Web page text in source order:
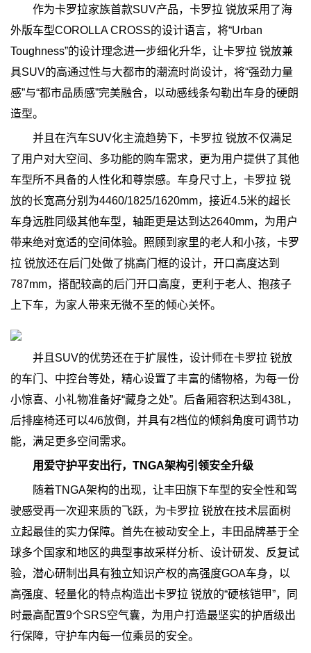
作为卡罗拉家族首款SUV产品，卡罗拉 锐放采用了海
外版车型COROLLA CROSS的设计语言，将“Urban
Toughness”的设计理念进一步细化升华，让卡罗拉 锐放兼
具SUV的高通过性与大都市的潮流时尚设计，将“强劲力量
感”与“都市品质感”完美融合，以动感线条勾勒出车身的硬朗
造型。
并且在汽车SUV化主流趋势下，卡罗拉 锐放不仅满足
了用户对大空间、多功能的购车需求，更为用户提供了其他
车型所不具备的人性化和尊崇感。车身尺寸上，卡罗拉 锐
放的长宽高分别为4460/1825/1620mm，接近4.5米的超长
车身远胜同级其他车型，轴距更是达到达2640mm，为用户
带来绝对宽适的空间体验。照顾到家里的老人和小孩，卡罗
拉 锐放还在后门处做了挑高门框的设计，开口高度达到
787mm，搭配较高的后门开口高度，更利于老人、抱孩子
上下车，为家人带来无微不至的倾心关怀。
并且SUV的优势还在于扩展性，设计师在卡罗拉 锐放
的车门、中控台等处，精心设置了丰富的储物格，为每一份
小惊喜、小礼物准备好“藏身之处”。后备厢容积达到438L，
后排座椅还可以4/6放倒，并具有2档位的倾斜角度可调节功
能，满足更多空间需求。
用爱守护平安出行，TNGA架构引领安全升级
随着TNGA架构的出现，让丰田旗下车型的安全性和驾
驶感受再一次迎来质的飞跃，为卡罗拉 锐放在技术层面树
立起最佳的实力保障。首先在被动安全上，丰田品牌基于全
球多个国家和地区的典型事故采样分析、设计研发、反复试
验，潜心研制出具有独立知识产权的高强度GOA车身，以
高强度、轻量化的特点构造出卡罗拉 锐放的“硬核铠甲”，同
时最高配置9个SRS空气囊，为用户打造最坚实的护盾级出
行保障，守护车内每一位乘员的安全。